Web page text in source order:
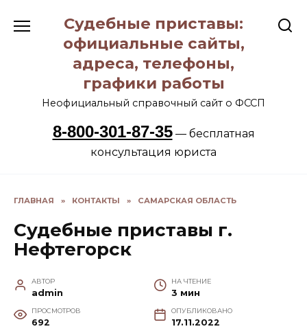
содержанию
Судебные приставы:
официальные сайты,
адреса, телефоны,
графики работы
Неофициальный справочный сайт о ФССП
8-800-301-87-35— бесплатная
консультация юриста
ГЛАВНАЯ » КОНТАКТЫ » САМАРСКАЯ ОБЛАСТЬ
Судебные приставы г.
Нефтегорск
АВТОР
admin
НА ЧТЕНИЕ
3 мин
ПРОСМОТРОВ
692
ОПУБЛИКОВАНО
17.11.2022